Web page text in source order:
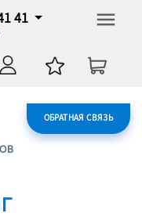
41
ОБРАТНАЯ СВЯЗЬ